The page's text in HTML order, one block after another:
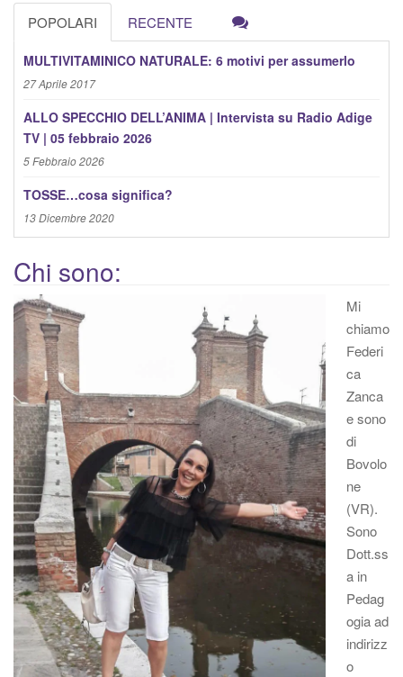
r
POPOLARI RECENTE
MULTIVITAMINICO NATURALE: 6 motivi per assumerlo
27 Aprile 2017
ALLO SPECCHIO DELL’ANIMA | Intervista su Radio Adige
TV | 05 febbraio 2026
5 Febbraio 2026
TOSSE…cosa significa?
13 Dicembre 2020
Chi sono:
Mi
chiamo
Federi
ca
Zanca
e sono
di
Bovolo
ne
(VR).
Sono
Dott.ss
a in
Pedag
ogia ad
indirizz
o